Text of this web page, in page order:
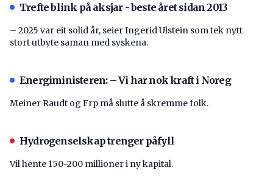
Trefte blink på aksjar - beste året sidan 2013
– 2025 var eit solid år, seier Ingerid Ulstein som tek nytt
stort utbyte saman med syskena.
Energiministeren: – Vi har nok kraft i Noreg
Meiner Raudt og Frp må slutte å skremme folk.
Hydrogenselskap trenger påfyll
Vil hente 150-200 millioner i ny kapital.